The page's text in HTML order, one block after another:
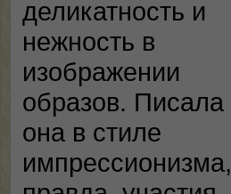
деликатность и
нежность в
изображении
образов. Писала
она в стиле
импрессионизма,